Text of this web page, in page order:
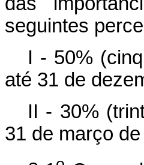
seguintes
I - 50%
até 31 de
II - 30%
31 de março